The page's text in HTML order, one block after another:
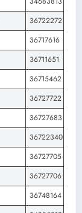
36722272
36717616
36711651
36715462
36727722
36727683
36722340
36727705
36727706
36748164